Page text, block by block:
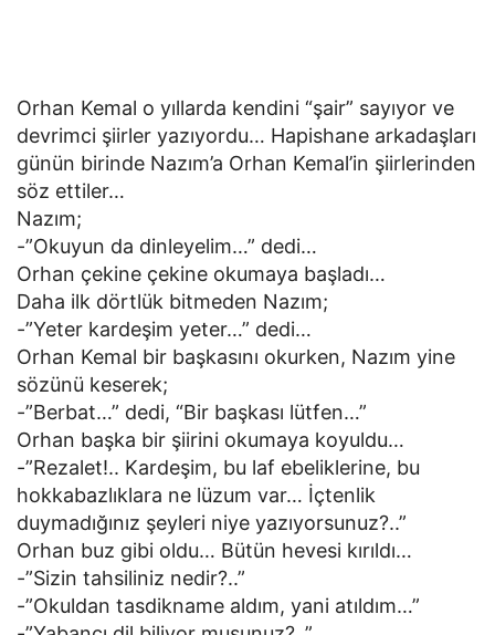
Orhan Kemal o yıllarda kendini “şair” sayıyor ve
devrimci şiirler yazıyordu… Hapishane arkadaşları
günün birinde Nazım’a Orhan Kemal’in şiirlerinden
söz ettiler…
Nazım;
-”Okuyun da dinleyelim…” dedi…
Orhan çekine çekine okumaya başladı…
Daha ilk dörtlük bitmeden Nazım;
-”Yeter kardeşim yeter…” dedi…
Orhan Kemal bir başkasını okurken, Nazım yine
sözünü keserek;
-”Berbat…” dedi, “Bir başkası lütfen…”
Orhan başka bir şiirini okumaya koyuldu…
-”Rezalet!.. Kardeşim, bu laf ebeliklerine, bu
hokkabazlıklara ne lüzum var… İçtenlik
duymadığınız şeyleri niye yazıyorsunuz?..”
Orhan buz gibi oldu… Bütün hevesi kırıldı…
-”Sizin tahsiliniz nedir?..”
-”Okuldan tasdikname aldım, yani atıldım…”